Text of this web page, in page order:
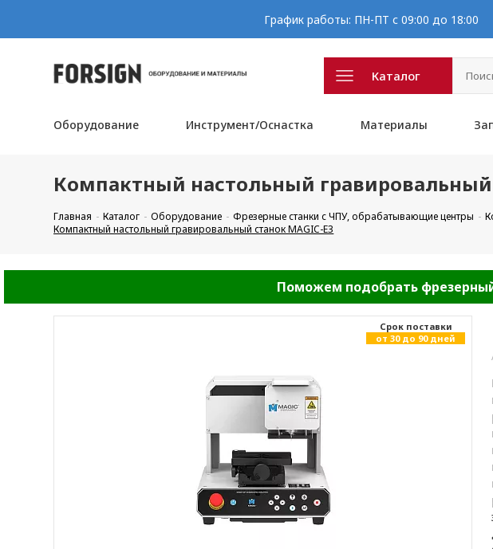
График работы: ПН-ПТ с 09:00 до 18:00
Каталог
Оборудование Инструмент/Оснастка Материалы
Компактный настольный гравировальный
Главная Каталог Оборудование Фрезерные станки с ЧПУ, обрабатывающие центры
Компактный настольный гравировальный станок MAGIC-E3
Поможем подобрать
Cрок поставки
от 30 до 90 дней